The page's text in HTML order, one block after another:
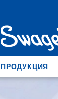
ПРОДУКЦИЯ